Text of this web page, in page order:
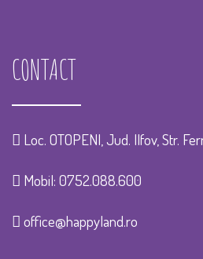
CONTACT
Loc. OTOPENI, Jud. Ilfov, Str.
Mobil: 0752.088.600
office@happyland.ro